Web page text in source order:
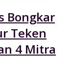
Bongkar
Teken
4 Mitra